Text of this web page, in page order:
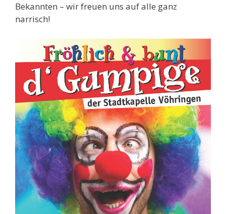
Bekannten – wir freuen uns auf alle ganz
narrisch!